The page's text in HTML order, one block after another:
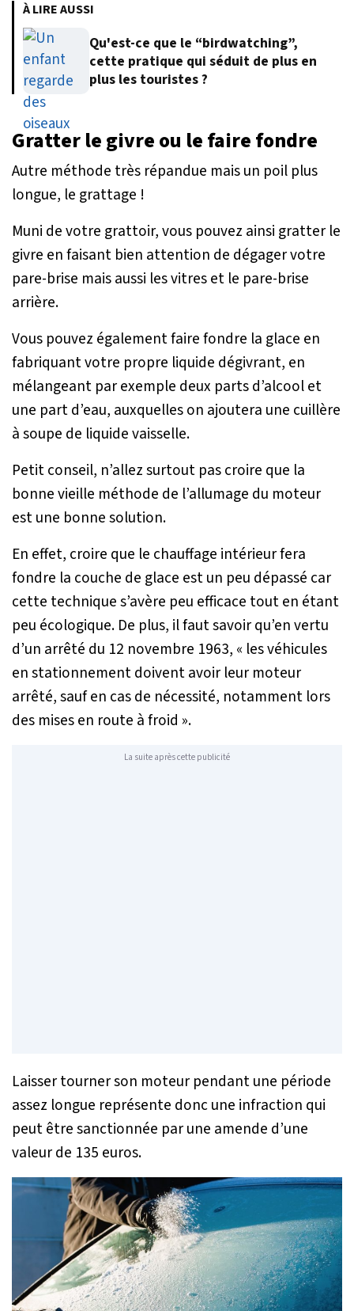
À LIRE AUSSI
Qu'est-ce que le “birdwatching”,
cette pratique qui séduit de plus en
plus les touristes ?
Gratter le givre ou le faire fondre
Autre méthode très répandue mais un poil plus
longue, le grattage !
Muni de votre grattoir, vous pouvez ainsi gratter le
givre en faisant bien attention de dégager votre
pare-brise mais aussi les vitres et le pare-brise
arrière.
Vous pouvez également faire fondre la glace en
fabriquant votre propre liquide dégivrant, en
mélangeant par exemple deux parts d’alcool et
une part d’eau, auxquelles on ajoutera une cuillère
à soupe de liquide vaisselle.
Petit conseil, n’allez surtout pas croire que la
bonne vieille méthode de l’allumage du moteur
est une bonne solution.
En effet, croire que le chauffage intérieur fera
fondre la couche de glace est un peu dépassé car
cette technique s’avère peu efficace tout en étant
peu écologique. De plus, il faut savoir qu’en vertu
d’un arrêté du 12 novembre 1963, « les véhicules
en stationnement doivent avoir leur moteur
arrêté, sauf en cas de nécessité, notamment lors
des mises en route à froid ».
La suite après cette publicité
Laisser tourner son moteur pendant une période
assez longue représente donc une infraction qui
peut être sanctionnée par une amende d’une
valeur de 135 euros.